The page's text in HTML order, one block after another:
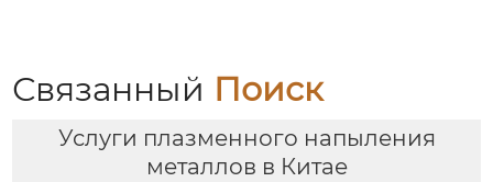
Связанный Поиск
Услуги плазменного напыления
металлов в Китае